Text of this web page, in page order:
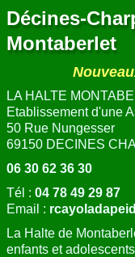
Décines-
Montaberlet
LA HALTE
Etablissement d'une
50 Rue Nungesser
69150 DECINES
06 30 62 36 30
Tél : 04 78 49 29 87
Email :
La Halte de
enfants et